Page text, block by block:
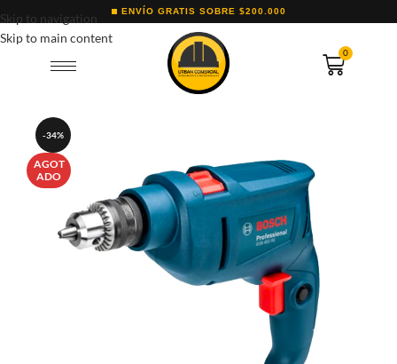
Skip to navigation
Skip to main content
ENVÍO GRATIS SOBRE $200.000
0
-34%
AGOT
ADO